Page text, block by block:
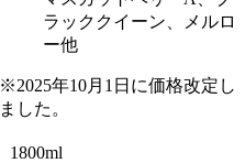
ラッククイーン、メルロ
ー他
※2025年10月1日に価格改定し
ました。
1800ml